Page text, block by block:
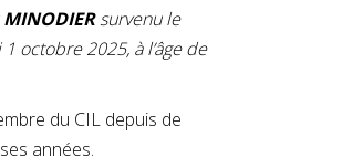
survenu le
octobre 2025, à l’âge de
du CIL depuis de
années.